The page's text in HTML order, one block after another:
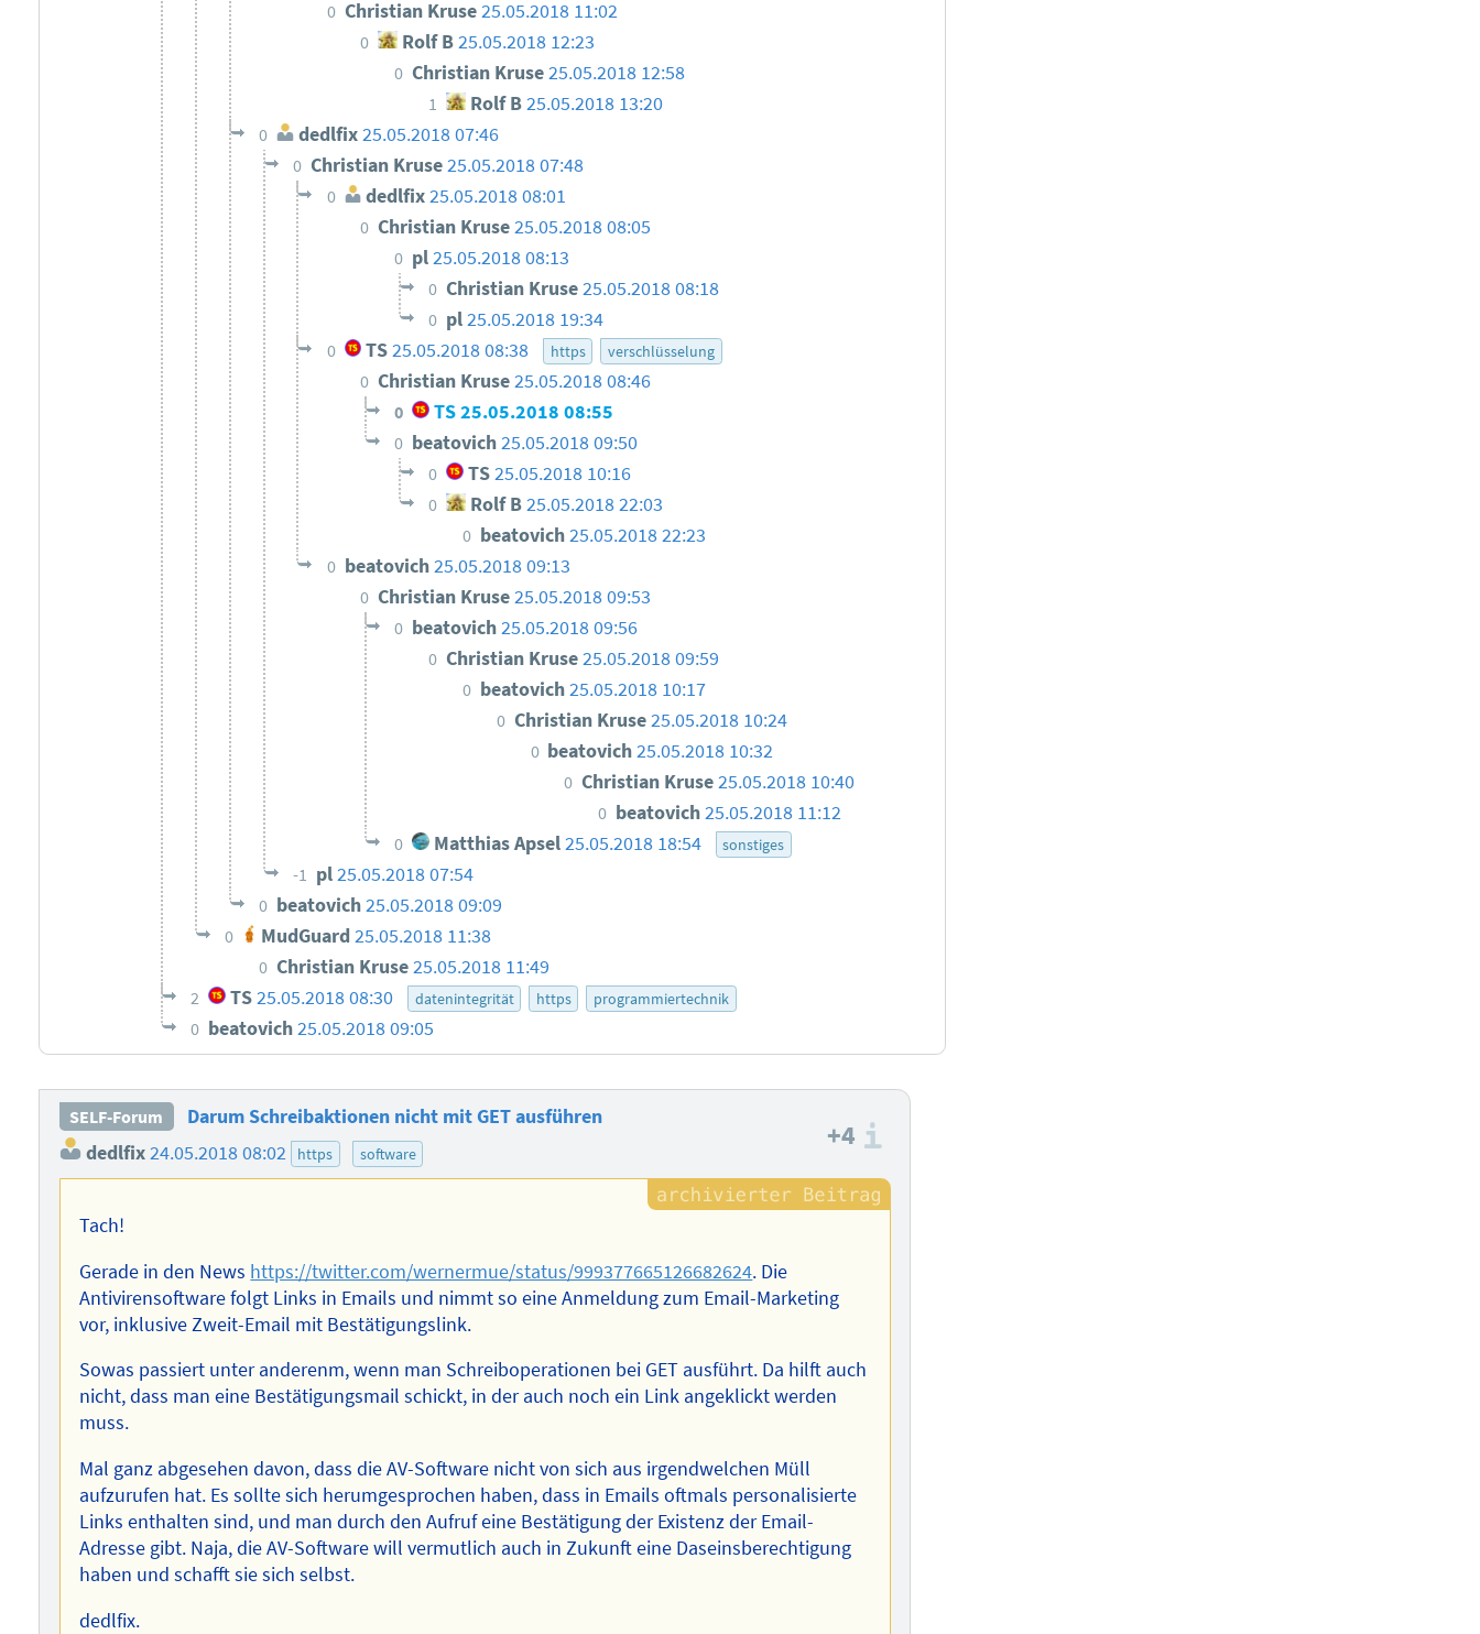
0 Christian Kruse25.05.2018 11:02
0 Rolf B25.05.2018 12:23
0 Christian Kruse25.05.2018 12:58
1 Rolf B 25.05.2018 13:20
0 dedlfix25.05.2018 07:46
0 Christian Kruse25.05.2018 07:48
0 dedlfix25.05.2018 08:01
0 Christian Kruse25.05.2018 08:05
0 pl25.05.2018 08:13
0 Christian Kruse25.05.2018 08:18
0 pl25.05.2018 19:34
0 TS25.05.2018 08:38 https verschlüsselung
0 Christian Kruse25.05.2018 08:46
0 TS25.05.2018 08:55
0 beatovich25.05.2018 09:50
0 TS25.05.2018 10:16
0 Rolf B 25.05.2018 22:03
0 beatovich25.05.2018 22:23
0 beatovich25.05.2018 09:13
0 Christian Kruse25.05.2018 09:53
0 beatovich25.05.2018 09:56
0 Christian Kruse25.05.2018 09:59
0 beatovich25.05.2018 10:17
0 Christian Kruse25.05.2018 10:24
0 beatovich25.05.2018 10:32
0 Christian Kruse25.05.2018 10:40
0 beatovich25.05.2018 11:12
0 Matthias Apsel25.05.2018 18:54 sonstiges
-1 pl25.05.2018 07:54
0 beatovich25.05.2018 09:09
0 MudGuard 25.05.2018 11:38
0 Christian Kruse25.05.2018 11:49
2 TS25.05.2018 08:30 datenintegrität https programmiertechnik
0 beatovich25.05.2018 09:05
SELF-Forum
Darum Schreibaktionen nicht mit GET ausführen
dedlfix24.05.2018 08:02 https software
+4
Tach!
Gerade in den News https://twitter.com/wernermue/status/999377665126682624. Die
Antivirensoftware folgt Links in Emails und nimmt so eine Anmeldung zum Email-Marketing
vor, inklusive Zweit-Email mit Bestätigungslink.
Sowas passiert unter anderenm, wenn man Schreiboperationen bei GET ausführt. Da hilft auch
nicht, dass man eine Bestätigungsmail schickt, in der auch noch ein Link angeklickt werden
muss.
Mal ganz abgesehen davon, dass die AV-Software nicht von sich aus irgendwelchen Müll
aufzurufen hat. Es sollte sich herumgesprochen haben, dass in Emails oftmals personalisierte
Links enthalten sind, und man durch den Aufruf eine Bestätigung der Existenz der Email-
Adresse gibt. Naja, die AV-Software will vermutlich auch in Zukunft eine Daseinsberechtigung
haben und schafft sie sich selbst.
dedlfix.